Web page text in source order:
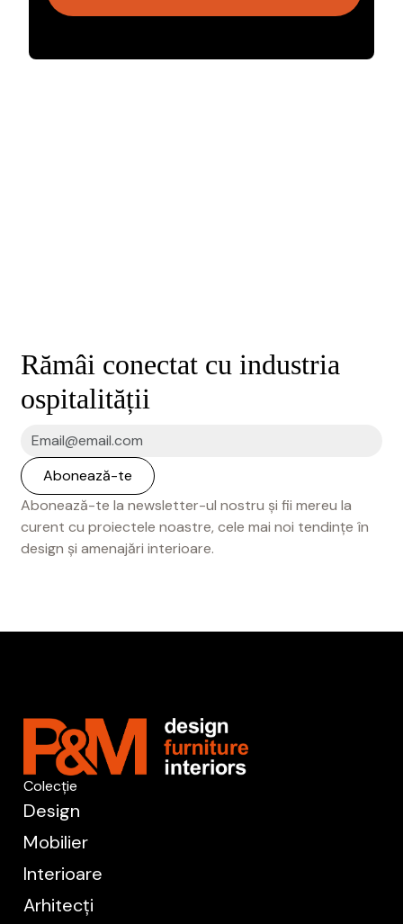
Rămâi conectat cu industria
ospitalității
Abonează-te la newsletter-ul nostru și fii mereu la
curent cu proiectele noastre, cele mai noi tendințe în
design și amenajări interioare.
Colecție
Design
Mobilier
Interioare
Arhitecți